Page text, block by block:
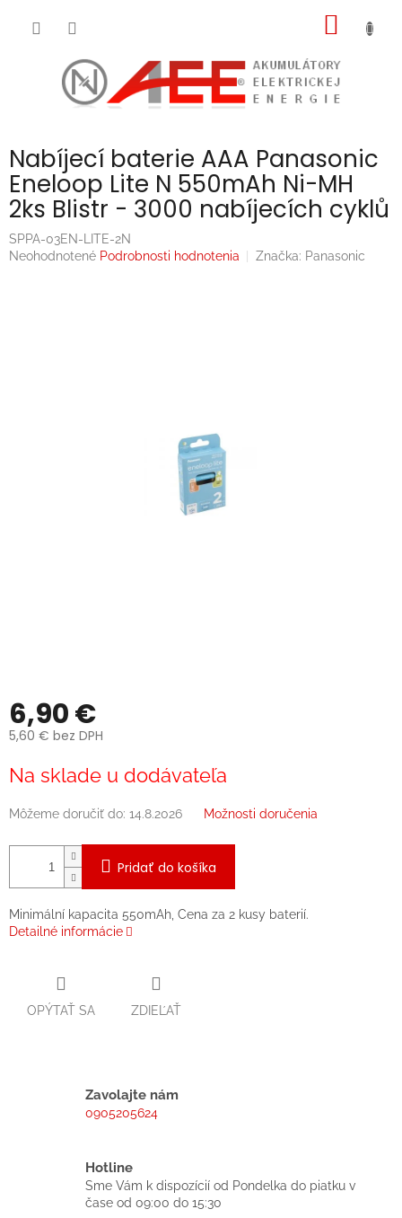
Nabíjecí baterie AAA Panasonic
Eneloop Lite N 550mAh Ni-MH
2ks Blistr - 3000 nabíjecích cyklů
SPPA-03EN-LITE-2N
Priemerné
Neohodnotené Podrobnosti hodnotenia Značka: Panasonic
6,90 €
5,60 € bez DPH
cena:
Na sklade u dodávateľa
Môžeme doručiť do: 14.8.2026 Možnosti doručenia
Pridať do košíka
Minimální kapacita 550mAh, Cena za 2 kusy baterií.
Detailné informácie
OPÝTAŤ SA ZDIEĽAŤ
Zavolajte nám
0905205624
Hotline
Sme Vám k dispozícií od Pondelka do piatku v
čase od 09:00 do 15:30